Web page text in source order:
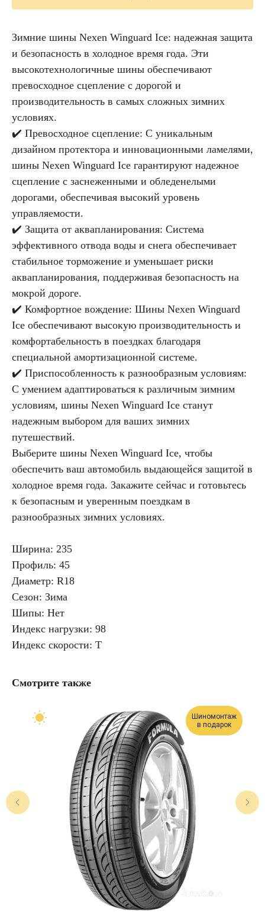
Зимние шины Nexen Winguard Ice: надежная защита
и безопасность в холодное время года. Эти
высокотехнологичные шины обеспечивают
превосходное сцепление с дорогой и
производительность в самых сложных зимних
условиях.
✔️ Превосходное сцепление: С уникальным
дизайном протектора и инновационными ламелями,
шины Nexen Winguard Ice гарантируют надежное
сцепление с заснеженными и обледенелыми
дорогами, обеспечивая высокий уровень
управляемости.
✔️ Защита от аквапланирования: Система
эффективного отвода воды и снега обеспечивает
стабильное торможение и уменьшает риски
аквапланирования, поддерживая безопасность на
мокрой дороге.
✔️ Комфортное вождение: Шины Nexen Winguard
Ice обеспечивают высокую производительность и
комфортабельность в поездках благодаря
специальной амортизационной системе.
✔️ Приспособленность к разнообразным условиям:
С умением адаптироваться к различным зимним
условиям, шины Nexen Winguard Ice станут
надежным выбором для ваших зимних
путешествий.
Выберите шины Nexen Winguard Ice, чтобы
обеспечить ваш автомобиль выдающейся защитой в
холодное время года. Закажите сейчас и готовьтесь
к безопасным и уверенным поездкам в
разнообразных зимних условиях.
Ширина: 235
Профиль: 45
Диаметр: R18
Сезон: Зима
Шипы: Нет
Индекс нагрузки: 98
Индекс скорости: T
Смотрите также
Шиномонтаж
в подарок